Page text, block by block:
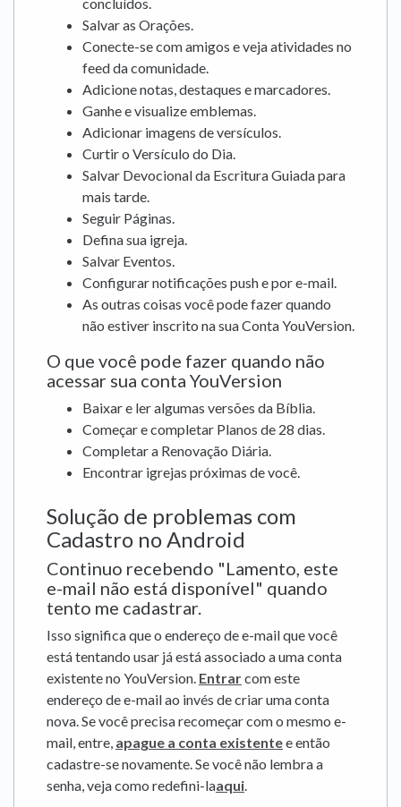
concluídos.
Salvar as Orações.
Conecte-se com amigos e veja atividades no
feed da comunidade.
Adicione notas, destaques e marcadores.
Ganhe e visualize emblemas.
Adicionar imagens de versículos.
Curtir o Versículo do Dia.
Salvar Devocional da Escritura Guiada para
mais tarde.
Seguir Páginas.
Defina sua igreja.
Salvar Eventos.
Configurar notificações push e por e-mail.
As outras coisas você pode fazer quando
não estiver inscrito na sua Conta YouVersion.
O que você pode fazer quando não
acessar sua conta YouVersion
Baixar e ler algumas versões da Bíblia.
Começar e completar Planos de 28 dias.
Completar a Renovação Diária.
Encontrar igrejas próximas de você.
Solução de problemas com
Cadastro no Android
Continuo recebendo "Lamento, este
e-mail não está disponível" quando
tento me cadastrar.
Isso significa que o endereço de e-mail que você
está tentando usar já está associado a uma conta
existente no YouVersion. Entrarcom este
endereço de e-mail ao invés de criar uma conta
nova. Se você precisa recomeçar com o mesmo e-
mail, entre, apague a conta existentee então
cadastre-se novamente. Se você não lembra a
senha, veja como redefini-laaqui.